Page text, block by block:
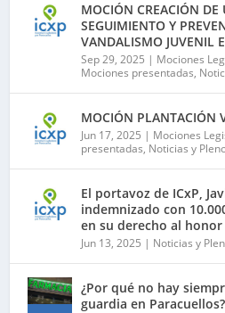
MOCIÓN CREACIÓN
SEGUIMIENTO Y
VANDALISMO JUVENIL
Sep 29, 2025 | Mociones
Mociones presentadas,
MOCIÓN PLANTACIÓN
Jun 17, 2025 | Mociones
presentadas, Noticias y
El portavoz de ICxP,
indemnizado con
en su derecho al honor
Jun 13, 2025 | Noticias y
¿Por qué no hay
guardia en Paracuellos?